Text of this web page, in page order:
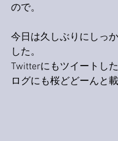
ので。
今日は久しぶりにしっ
した。
Twitterにもツイートし
ログにも桜どどーんと載